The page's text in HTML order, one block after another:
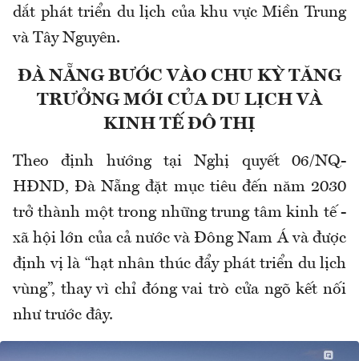
dắt phát triển du lịch của khu vực Miền Trung
và Tây Nguyên.
ĐÀ NẴNG BƯỚC VÀO CHU KỲ TĂNG
TRƯỞNG MỚI CỦA DU LỊCH VÀ
KINH TẾ ĐÔ THỊ
Theo định hướng tại Nghị quyết 06/NQ-
HĐND, Đà Nẵng đặt mục tiêu đến năm 2030
trở thành một trong những trung tâm kinh tế -
xã hội lớn của cả nước và Đông Nam Á và được
định vị là “hạt nhân thúc đẩy phát triển du lịch
vùng”, thay vì chỉ đóng vai trò cửa ngõ kết nối
như trước đây.